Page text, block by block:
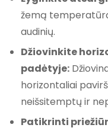
žemą
audinių.
Džiovinkite
padėtyje:
horizontaliai
neišsitemptų ir
Patikrinti